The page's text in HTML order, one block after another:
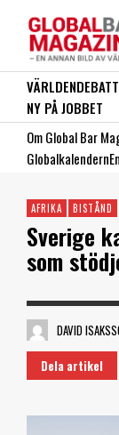
VÄRLDENDEBATT
NY PÅ JOBBET
Om Global Bar
Globalkalendern
AFRIKA BISTÅND
Sverige
som
DAVID
Dela artikel